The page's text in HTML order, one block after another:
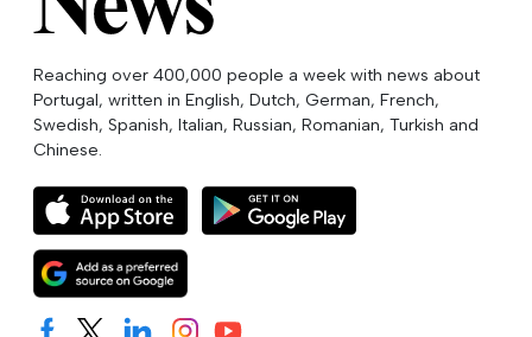
Reaching over 400,000 people a week with news about
Portugal, written in English, Dutch, German, French,
Swedish, Spanish, Italian, Russian, Romanian, Turkish and
Chinese.